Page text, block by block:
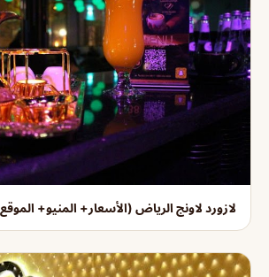
لازورد لاونج الرياض (الأسعار+ المنيو+